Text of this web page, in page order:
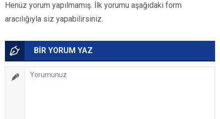
Henüz yorum yapılmamış. İlk yorumu aşağıdaki form
aracılığıyla siz yapabilirsiniz.
BİR YORUM YAZ